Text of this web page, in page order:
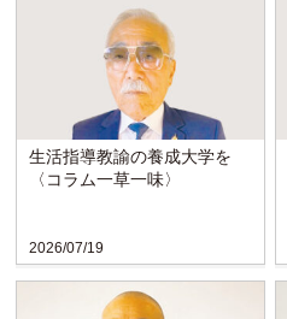
2026/07/19
生活指導教諭の養成大学を
〈コラム一草一味〉